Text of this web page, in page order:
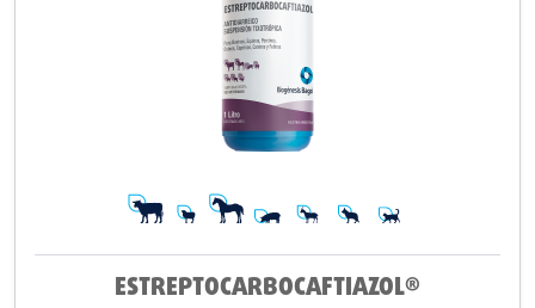
ESTREPTOCARBOCAFTIAZOL®